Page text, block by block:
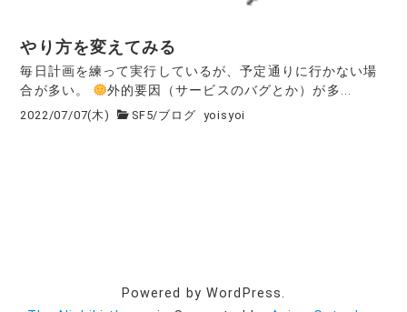
やり方を変えてみる
毎日計画を練って実行しているが、予定通りに行かない場
合が多い。
外的要因（サービスのバグとか）が多...
2022/07/07(木) SF5/ブログ yoisyoi
Powered by WordPress.